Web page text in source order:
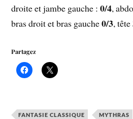
droite et jambe gauche :0/4,
bras droit et bras gauche0/3, tête
Partagez
FANTASIE CLASSIQUE MYTHRAS